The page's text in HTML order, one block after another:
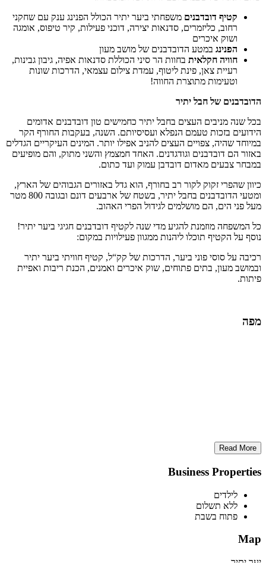
קטיף דובדבנים משפחתי ביער יתיר הכולל הפנינג ענק עם שחקני
רחוב, כליזמרים, סדנאות יצירה, דוכני פעילות, קיר טיפוס, אומגה
ושוק איכרים
הפנינג במטע הדובדבנים של מושב מעון
חוויה חקלאית בחוות הר סיני הכוללת סדנאות אפיה, גיבון גבינות,
רעיית צאן, פינת ליטוף, עמדת צילום עצמאי, הדרכות שונות
וטעימות מתוצרת החווה!
הדובדבנים של חבל יתיר
בכל שנה מניבים העצים בחבל יתיר כחמישים טון דובדבנים אדומים
הידועים בזכות טעמם הנפלא ועסיסיותם. השנה, בעקבות החורף הקר
במיוחד שהיה, צפויים העצים להניב אפילו יותר. המינים העיקריים הגדלים
באזור הם דובדבנים וגודגדנים. האחד חמצמץ והשני מתוק, והם מופיעים
במבחר צבעים מאדום דובדבן עמוק ועד כתום.
כיוון שהפרי זקוק לקור רב בחורף, הוא גדל באזורים הגבוהים של הארץ,
ומטעי הדובדבנים בחבל יתיר, בשטח של ארבעים דונם ובגובה 800 מטר
מעל פני הים, הם מושלמים לגידול הפרי האהוב.
כל המשפחה מוזמנת להגיע מדי שנה לקטיף דובדבנים חגיגי ביער יתיר!
נוסף על הקטיף תוכלו ליהנות ממגוון פעילויות במקום:
רכיבה על סוסי פוני ביער, הדרכות של קק“ל, קטיף חוויתי ביער יתיר
ובמושב מעון, בתים פתוחים, שוק איכרים ואמנים, הכנת ריבות ואפיית
פיתות.
מפה
Read More
Business Properties
לילדים
ללא תשלום
פתוח בשבת
Map